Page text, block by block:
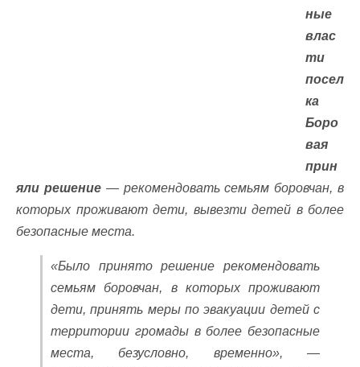
ные
влас
ти
посел
ка
Боро
вая
прин
яли решение— рекомендовать семьям боровчан, в
которых проживают дети, вывезти детей в более
безопасные места.
«Было принято решение рекомендовать
семьям боровчан, в которых проживают
дети, принять меры по эвакуации детей с
территории громады в более безопасные
места, безусловно, временно», —